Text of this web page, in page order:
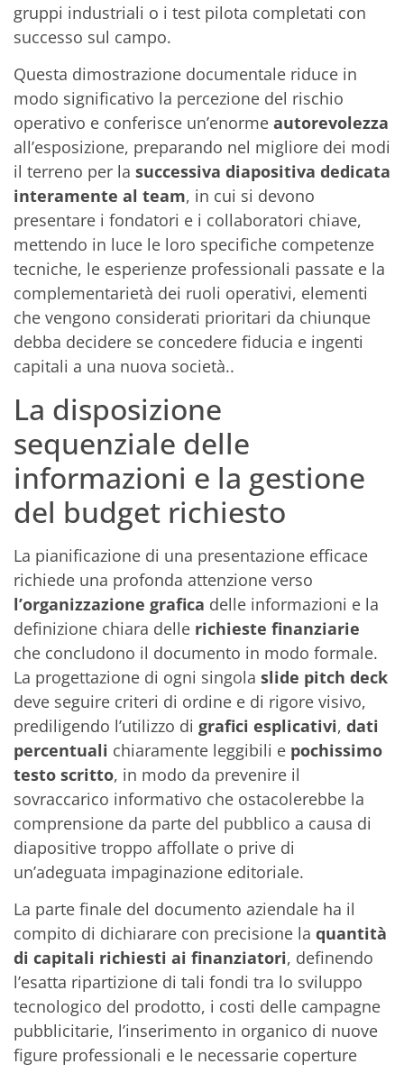
gruppi industriali o i test pilota completati con
successo sul campo.
Questa dimostrazione documentale riduce in
modo significativo la percezione del rischio
operativo e conferisce un’enorme autorevolezza
all’esposizione, preparando nel migliore dei modi
il terreno per la successiva diapositiva dedicata
interamente al team, in cui si devono
presentare i fondatori e i collaboratori chiave,
mettendo in luce le loro specifiche competenze
tecniche, le esperienze professionali passate e la
complementarietà dei ruoli operativi, elementi
che vengono considerati prioritari da chiunque
debba decidere se concedere fiducia e ingenti
capitali a una nuova società..
La disposizione
sequenziale delle
informazioni e la gestione
del budget richiesto
La pianificazione di una presentazione efficace
richiede una profonda attenzione verso
l’organizzazione grafica delle informazioni e la
definizione chiara delle richieste finanziarie
che concludono il documento in modo formale.
La progettazione di ogni singola slide pitch deck
deve seguire criteri di ordine e di rigore visivo,
prediligendo l’utilizzo di grafici esplicativi, dati
percentuali chiaramente leggibili e pochissimo
testo scritto, in modo da prevenire il
sovraccarico informativo che ostacolerebbe la
comprensione da parte del pubblico a causa di
diapositive troppo affollate o prive di
un’adeguata impaginazione editoriale.
La parte finale del documento aziendale ha il
compito di dichiarare con precisione la quantità
di capitali richiesti ai finanziatori, definendo
l’esatta ripartizione di tali fondi tra lo sviluppo
tecnologico del prodotto, i costi delle campagne
pubblicitarie, l’inserimento in organico di nuove
figure professionali e le necessarie coperture